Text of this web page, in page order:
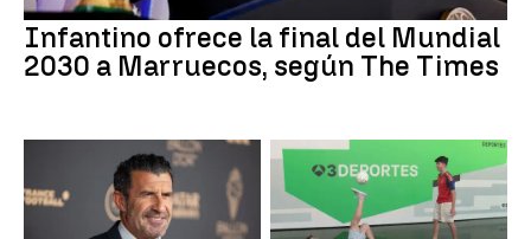
Infantino ofrece la final del Mundial
2030 a Marruecos, según The Times